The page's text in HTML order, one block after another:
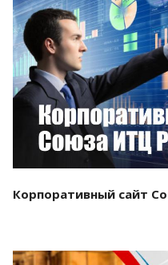
Корпоративный сайт